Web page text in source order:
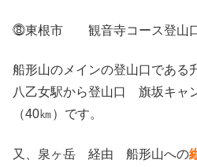
⓼東根市 観音寺コース登山口
船形山のメインの登山口である
八乙女駅から登山口 旗坂キャ
（40㎞）です。
又、泉ヶ岳 経由 船形山への